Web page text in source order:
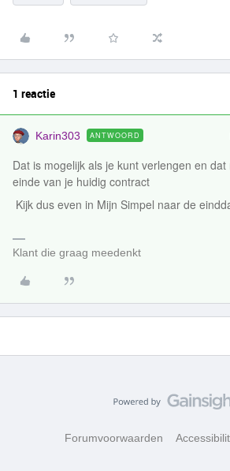
1 reactie
Karin303 ANTWOORD
Dat is mogelijk als je kunt verlengen en
einde van je huidig contract
Kijk dus even in Mijn Simpel naar de
Klant die graag meedenkt
Forumvoorwaarden